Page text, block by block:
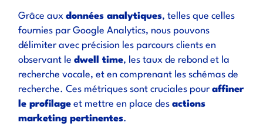
Grâce auxdonnées analytiques, telles que celles
fournies par Google Analytics, nous pouvons
délimiter avec précision les parcours clients en
observant ledwell time, les taux de rebond et la
recherche vocale, et en comprenant les schémas de
recherche. Ces métriques sont cruciales pouraffiner
le profilage et mettre en place desactions
marketing pertinentes.